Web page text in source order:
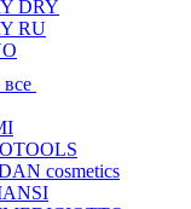
DRY
RU
все
cosmetics